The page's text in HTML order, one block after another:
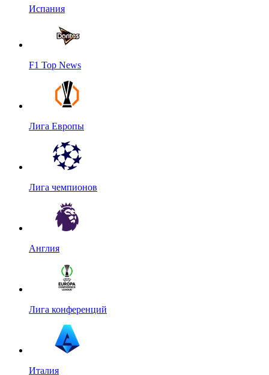
Испания
F1 Top News
Лига Европы
Лига чемпионов
Англия
Лига конференций
Италия